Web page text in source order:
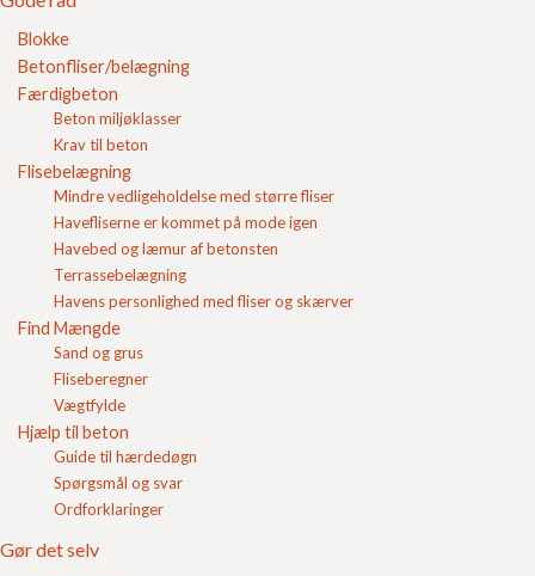
Blokke
Betonfliser/belægning
Færdigbeton
Beton miljøklasser
Krav til beton
Flisebelægning
Mindre vedligeholdelse med større fliser
Havefliserne er kommet på mode igen
Havebed og læmur af betonsten
Terrassebelægning
Havens personlighed med fliser og skærver
Find Mængde
Sand og grus
Fliseberegner
Vægtfylde
Hjælp til beton
Guide til hærdedøgn
Spørgsmål og svar
Ordforklaringer
Gør det selv
Brochurer
Referencer
Om FC
Kontakt
Login
Indkøbskurv
Plænekantsten
Plænekantsten bruges til en pæn og holdbar
afgrænsning mellem græsplæne, bede og belægning.
De er velegnede til mindre niveauforskelle og leveres
med 2 mm fugeknaster i farverne grå og sort/koksgrå.
Havekantsten /
plænekantsten Grå
4,5x6,5x25x50
Pris pr. stk 49,50